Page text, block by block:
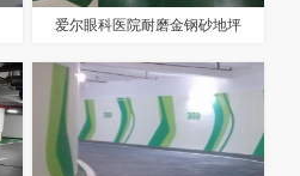
爱尔眼科医院耐磨金钢砂地坪